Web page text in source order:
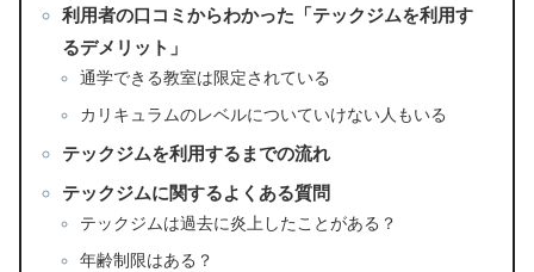
利用者の口コミからわかった「テックジムを利用す
るデメリット」
通学できる教室は限定されている
カリキュラムのレベルについていけない人もいる
テックジムを利用するまでの流れ
テックジムに関するよくある質問
テックジムは過去に炎上したことがある？
年齢制限はある？